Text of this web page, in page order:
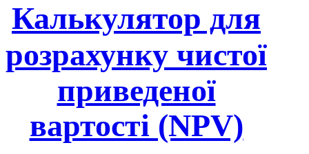
Калькулятор для
розрахунку чистої
приведеної
вартості (NPV)